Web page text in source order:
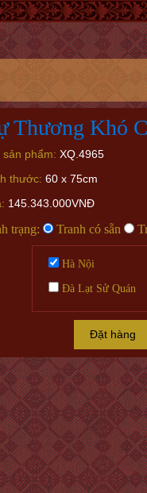
Thương Khó
sản phẩm: XQ.4965
thước: 60 x 75cm
145.343.000VNĐ
trạng: Tranh có sẵn
Hà Nội
Đà Lạt Sử Quán
Đặt hàng